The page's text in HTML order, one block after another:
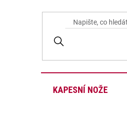
KAPESNÍ NOŽE